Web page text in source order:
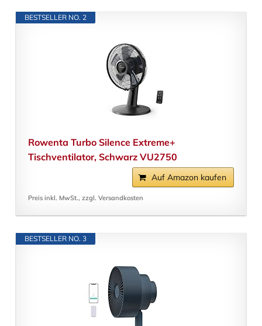
BESTSELLER NO. 2
Rowenta Turbo Silence Extreme+
Tischventilator, Schwarz VU2750
Auf Amazon kaufen
Preis inkl. MwSt., zzgl. Versandkosten
BESTSELLER NO. 3